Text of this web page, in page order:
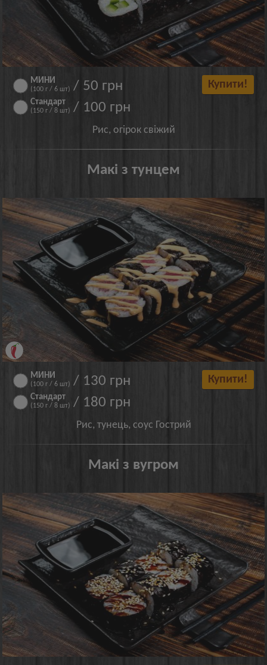
МИНИ
(100 г / 6 шт) / 50 грн
Стандарт
(150 г / 8 шт) / 100 грн
Купити!
Рис, огірок свіжий
Макі з тунцем
МИНИ
(100 г / 6 шт) / 130 грн
Стандарт
(150 г / 8 шт) / 180 грн
Купити!
Рис, тунець, соус Гострий
Макі з вугром